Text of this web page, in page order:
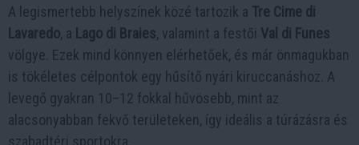
A legismertebb helyszínek közé tartozik a Tre Cime di
Lavaredo, a Lago di Braies, valamint a festői Val di Funes
völgye. Ezek mind könnyen elérhetőek, és már önmagukban
is tökéletes célpontok egy hűsítő nyári kiruccanáshoz. A
levegő gyakran 10–12 fokkal hűvösebb, mint az
alacsonyabban fekvő területeken, így ideális a túrázásra és
szabadtéri sportokra.